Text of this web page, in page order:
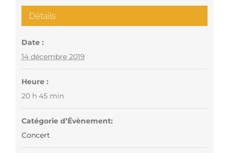
Détails
Date :
14 décembre 2019
Heure :
20 h 45 min
Catégorie d’Évènement:
Concert